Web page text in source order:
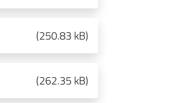
(250.83 kB)
(262.35 kB)